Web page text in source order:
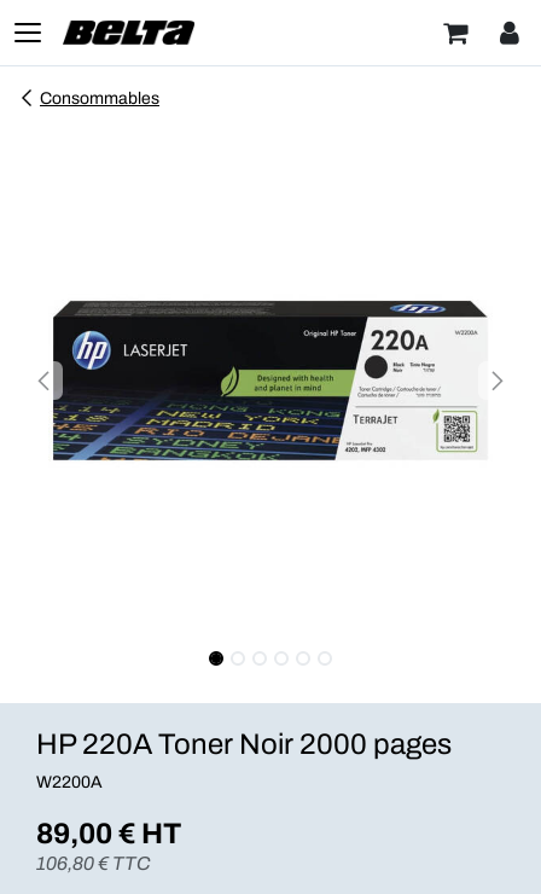
Consommables
HP 220A Toner Noir 2000 pages
W2200A
89,00€ HT
106,80€ TTC